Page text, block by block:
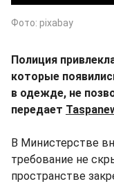
Фото: pixabay
Полиция
которые
в одежде, не
передает
В Министерстве
требование не
пространстве